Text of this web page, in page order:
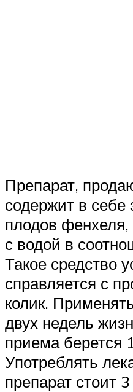
Препарат,
содержит в
плодов
с водой в
Такое средство
справляется с
колик.
двух недель
приема берется
Употреблять
препарат стоит